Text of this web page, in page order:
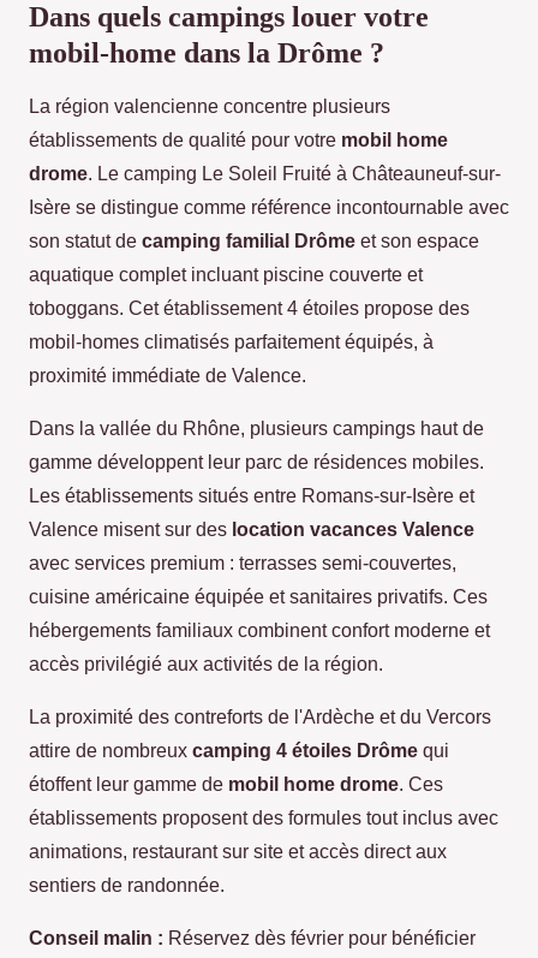
Dans quels campings louer votre
mobil-home dans la Drôme ?
La région valencienne concentre plusieurs
établissements de qualité pour votre mobil home
drome. Le camping Le Soleil Fruité à Châteauneuf-sur-
Isère se distingue comme référence incontournable avec
son statut de camping familial Drôme et son espace
aquatique complet incluant piscine couverte et
toboggans. Cet établissement 4 étoiles propose des
mobil-homes climatisés parfaitement équipés, à
proximité immédiate de Valence.
Dans la vallée du Rhône, plusieurs campings haut de
gamme développent leur parc de résidences mobiles.
Les établissements situés entre Romans-sur-Isère et
Valence misent sur des location vacances Valence
avec services premium : terrasses semi-couvertes,
cuisine américaine équipée et sanitaires privatifs. Ces
hébergements familiaux combinent confort moderne et
accès privilégié aux activités de la région.
La proximité des contreforts de l'Ardèche et du Vercors
attire de nombreux camping 4 étoiles Drôme qui
étoffent leur gamme de mobil home drome. Ces
établissements proposent des formules tout inclus avec
animations, restaurant sur site et accès direct aux
sentiers de randonnée.
Conseil malin : Réservez dès février pour bénéficier